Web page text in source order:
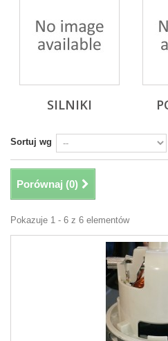
SILNIKI
Sortuj wg
Porównaj (0)
Pokazuje 1 - 6 z 6 elementów